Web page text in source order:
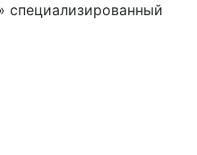
специализированный